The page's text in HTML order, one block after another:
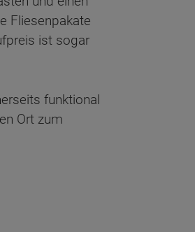
Fliesenpakate
ist sogar
funktional
Ort zum